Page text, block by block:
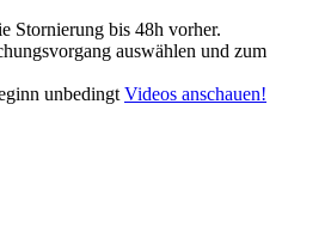
Stornierung bis 48h vorher.
auswählen und zum
unbedingt Videos anschauen!